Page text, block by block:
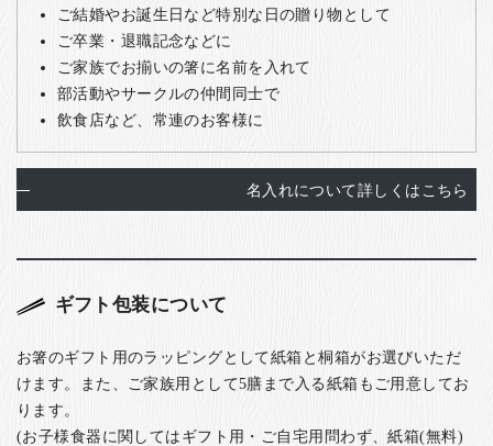
ご結婚やお誕生日など特別な日の贈り物として
ご卒業・退職記念などに
ご家族でお揃いの箸に名前を入れて
部活動やサークルの仲間同士で
飲食店など、常連のお客様に
名入れについて詳しくはこちら
ギフト包装について
お箸のギフト用のラッピングとして紙箱と桐箱がお選びいただ
けます。また、ご家族用として5膳まで入る紙箱もご用意してお
ります。
(お子様食器に関してはギフト用・ご自宅用問わず、紙箱(無料)